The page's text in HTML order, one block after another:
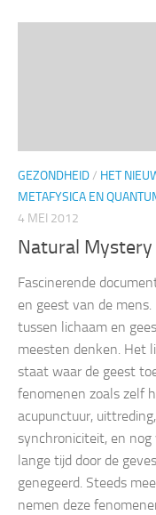
GEZONDHEID/ HET
METAFYSICA EN
4 MEI 2012
Natural Mystery
Fascinerende
en geest van de
tussen lichaam en
meesten denken. Het
staat waar de geest
fenomenen zoals zelf
acupunctuur,
synchroniciteit, en nog
lange tijd door de
genegeerd. Steeds
nemen deze